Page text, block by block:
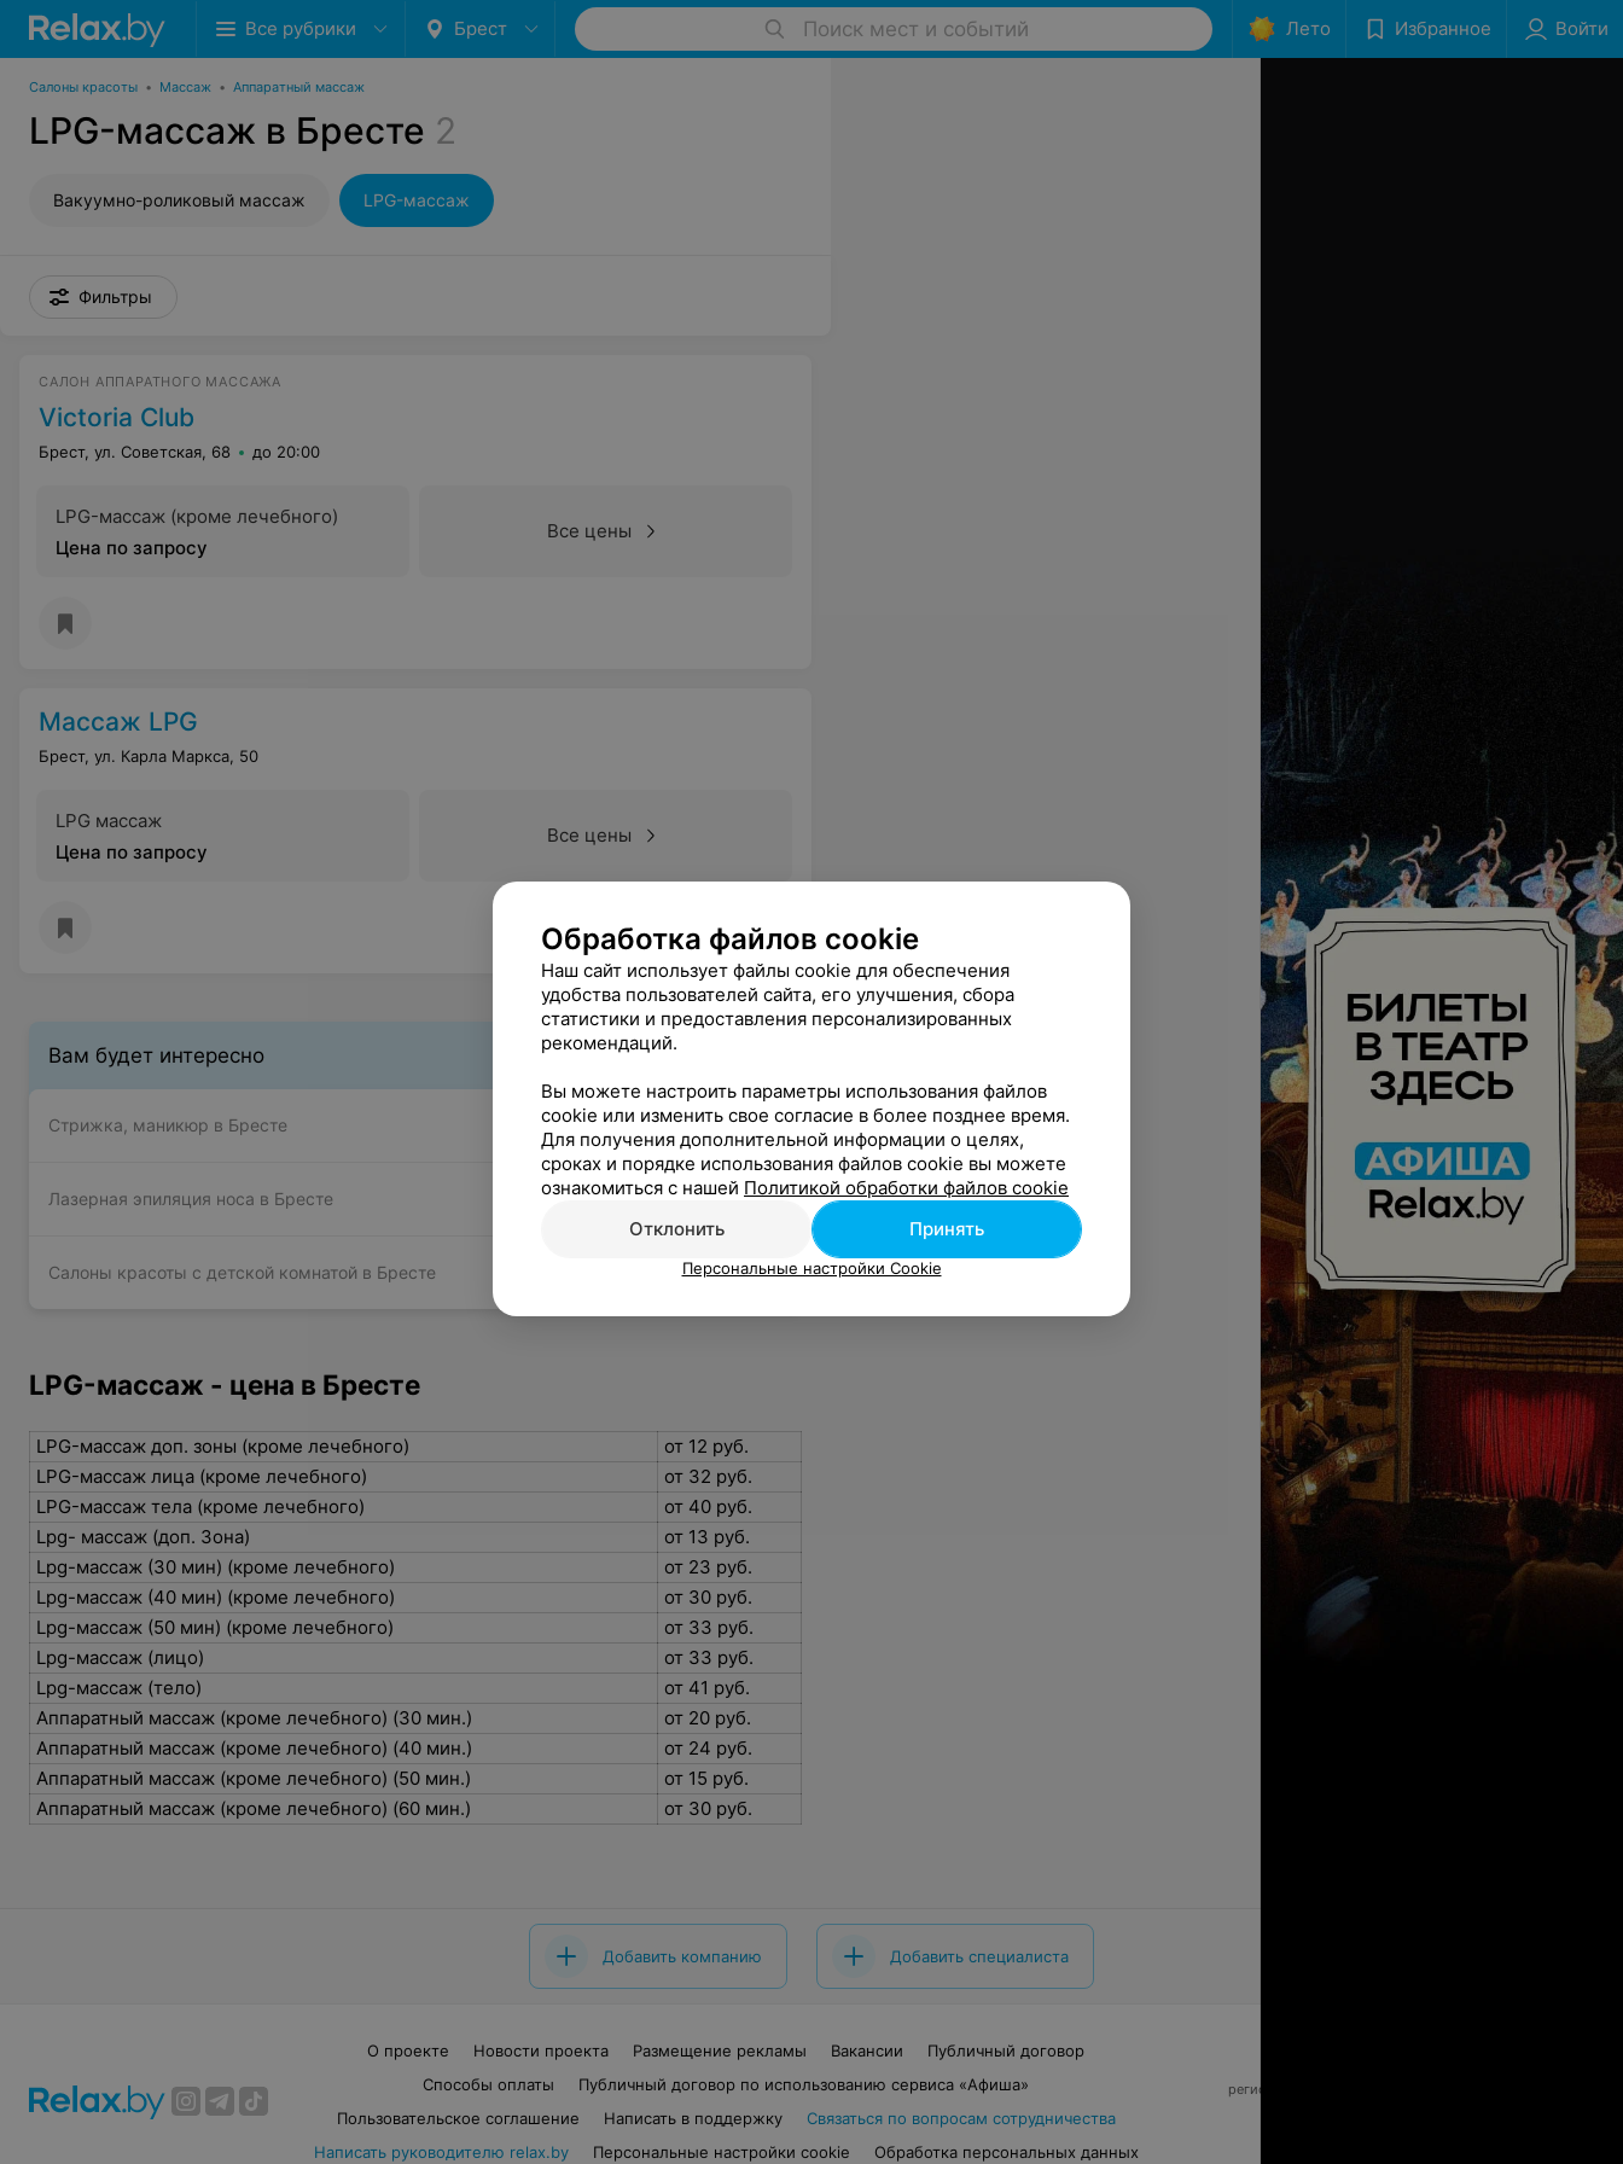
Все рубрики Брест Поиск мест и событий Лето Избранное Войти
Салоны красоты • Массаж • Аппаратный массаж
LPG-массаж в Бресте 2
Вакуумно-роликовый массаж LPG-массаж
Фильтры
САЛОН АППАРАТНОГО МАССАЖА
Victoria Club
Брест, ул. Советская, 68 до 20:00
LPG-массаж (кроме лечебного)
Цена по запросу
Все цены
Массаж LPG
Брест, ул. Карла Маркса, 50
LPG массаж
Цена по запросу
Все цены
Вам будет интересно
Стрижка, маникюр в Бресте
Лазерная эпиляция носа в Бресте
Салоны красоты с детской комнатой в Бресте
LPG-массаж - цена в Бресте
LPG-массаж доп. зоны (кроме лечебного)
от 12 руб.
LPG-массаж лица (кроме лечебного)
от 32 руб.
LPG-массаж тела (кроме лечебного)
от 40 руб.
Lpg- массаж (доп. Зона)
от 13 руб.
Lpg-массаж (30 мин) (кроме лечебного)
от 23 руб.
Lpg-массаж (40 мин) (кроме лечебного)
от 30 руб.
Lpg-массаж (50 мин) (кроме лечебного)
от 33 руб.
Lpg-массаж (лицо)
от 33 руб.
Lpg-массаж (тело)
от 41 руб.
Аппаратный массаж (кроме лечебного) (30 мин.)
от 20 руб.
Аппаратный массаж (кроме лечебного) (40 мин.)
от 24 руб.
Аппаратный массаж (кроме лечебного) (50 мин.)
от 15 руб.
Аппаратный массаж (кроме лечебного) (60 мин.)
от 30 руб.
Добавить компанию Добавить специалиста
О проекте Новости проекта Размещение рекламы Вакансии
Публичный договор
Способы оплаты
Публичный договор по использованию сервиса «Афиша»
Пользовательское соглашение
Написать в поддержку
Связаться по вопросам сотрудничества
Написать руководителю relax.by
Персональные настройки cookie Обработка персональных данных
регистрирующий орган - Минский горисполком
Обработка файлов cookie
Наш сайт использует файлы cookie для обеспечения
удобства пользователей сайта, его улучшения, сбора
статистики и предоставления персонализированных
рекомендаций.
Вы можете настроить параметры использования файлов
cookie или изменить свое согласие в более позднее время.
Для получения дополнительной информации о целях,
сроках и порядке использования файлов cookie вы можете
ознакомиться с нашей Политикой обработки файлов cookie
Отклонить
Принять
Персональные настройки Cookie